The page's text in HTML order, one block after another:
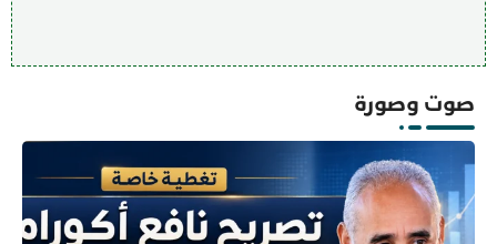
صوت وصورة